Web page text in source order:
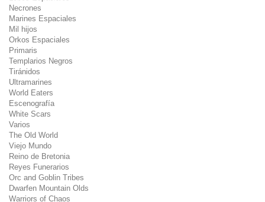
Necrones
Marines Espaciales
Mil hijos
Orkos Espaciales
Primaris
Templarios Negros
Tiránidos
Ultramarines
World Eaters
Escenografía
White Scars
Varios
The Old World
Viejo Mundo
Reino de Bretonia
Reyes Funerarios
Orc and Goblin Tribes
Dwarfen Mountain Olds
Warriors of Chaos